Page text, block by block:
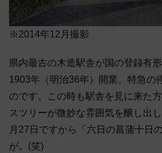
※2014年12月撮影
県内最古の木造駅舎が国の登録有
1903年（明治36年）開業。特急の
のです。この時も駅舎を見に来た
スツリーが微妙な雰囲気を醸し出
月27日ですから「六日の菖蒲十日
が。(笑)